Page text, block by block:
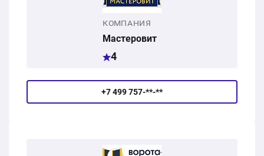
КОМПАНИЯ
Мастеровит
4
+7 499 757-**-**